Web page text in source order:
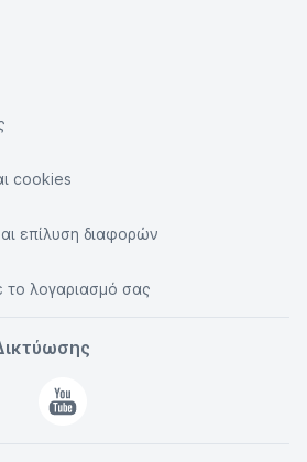
cookies
επίλυση διαφορών
το λογαριασμό σας